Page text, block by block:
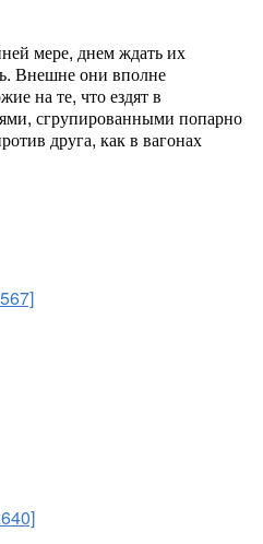
мере, днем ждать их
Внешне они вполне
на те, что ездят в
сгрупированными попарно
друга, как в вагонах